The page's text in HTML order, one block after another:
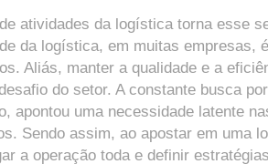
atividades da logística torna esse
da logística, em muitas empresas,
Aliás, manter a qualidade e a
do setor. A constante busca
apontou uma necessidade latente
Sendo assim, ao apostar em uma
a operação toda e definir